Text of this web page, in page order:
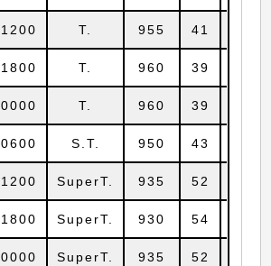
1200 T. 955 41
1800 T. 960 39
0000 T. 960 39
0600 S.T. 950 43
1200 SuperT. 935 52
1800 SuperT. 930 54
0000 SuperT. 935 52